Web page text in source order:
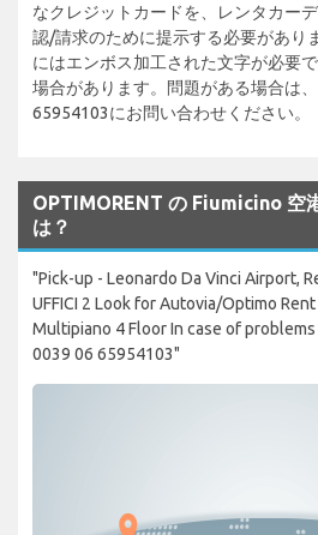
なクレジットカードを、レンタカー
認/請求のために提示する必要があり
にはエンボス加工された文字が必要
場合があります。問題がある場合は
65954103にお問い合わせください。
OPTIMORENT の Fiumicino 空
は？
"Pick-up - Leonardo Da Vinci Airport,
UFFICI 2 Look for Autovia/Optimo
Multipiano 4 Floor In case of
0039 06 65954103"